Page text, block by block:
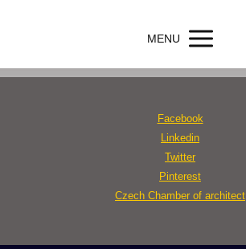
MENU
Facebook
Linkedin
Twitter
Pinterest
Czech Chamber of architect